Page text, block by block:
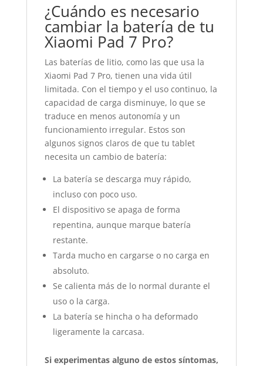
¿Cuándo es necesario
cambiar la batería de tu
Xiaomi Pad 7 Pro?
Las baterías de litio, como las que usa la
Xiaomi Pad 7 Pro, tienen una vida útil
limitada. Con el tiempo y el uso continuo, la
capacidad de carga disminuye, lo que se
traduce en menos autonomía y un
funcionamiento irregular. Estos son
algunos signos claros de que tu tablet
necesita un cambio de batería:
La batería se descarga muy rápido,
incluso con poco uso.
El dispositivo se apaga de forma
repentina, aunque marque batería
restante.
Tarda mucho en cargarse o no carga en
absoluto.
Se calienta más de lo normal durante el
uso o la carga.
La batería se hincha o ha deformado
ligeramente la carcasa.
Si experimentas alguno de estos síntomas,